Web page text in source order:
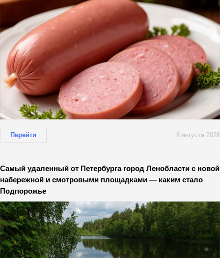
Перейти 8 августа 2026
Самый удаленный от Петербурга город Ленобласти с новой
набережной и смотровыми площадками — каким стало
Подпорожье